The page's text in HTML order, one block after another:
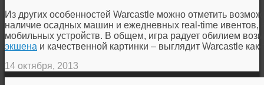
Из других особенностей Warcastle можно отметить
наличие осадных машин и ежедневных real-time ивентов,
мобильных устройств. В общем, игра радует обилием
экшена и качественной картинки – выглядит Warcastle
14 октября, 2013